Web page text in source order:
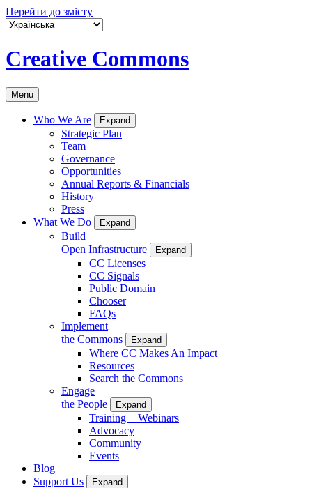
Перейти до змісту
Creative Commons
Menu
Who We Are Expand
Strategic Plan
Team
Governance
Opportunities
Annual Reports & Financials
History
Press
What We Do
Expand
Build
Open Infrastructure
Expand
CC Licenses
CC Signals
Public Domain
Chooser
FAQs
Implement
the Commons
Expand
Where CC Makes An Impact
Resources
Search the Commons
Engage
the People
Expand
Training + Webinars
Advocacy
Community
Events
Blog
Support Us
Expand